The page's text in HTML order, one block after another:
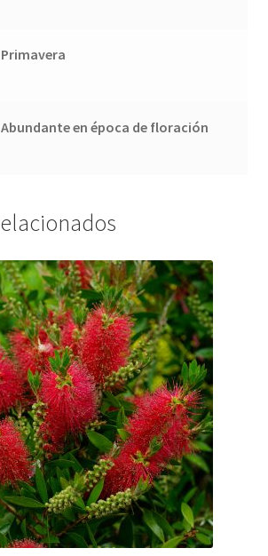
Primavera
Abundante en época de floración